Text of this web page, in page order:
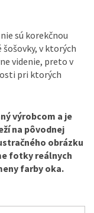
sú korekčnou
šošovky, v ktorých
videnie, preto v
pri ktorých
výrobcom a je
na pôvodnej
obrázku
fotky reálnych
farby oka.